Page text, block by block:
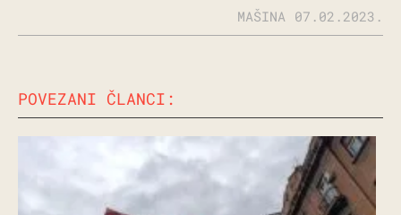
MAŠINA 07.02.2023.
POVEZANI ČLANCI: